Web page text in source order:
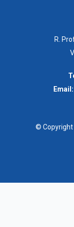
R.
Email:
© Copyright